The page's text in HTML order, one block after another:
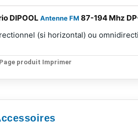
DIPOOL Antenne FM 87-194 Mhz
(si horizontal) ou
Page produit Imprimer